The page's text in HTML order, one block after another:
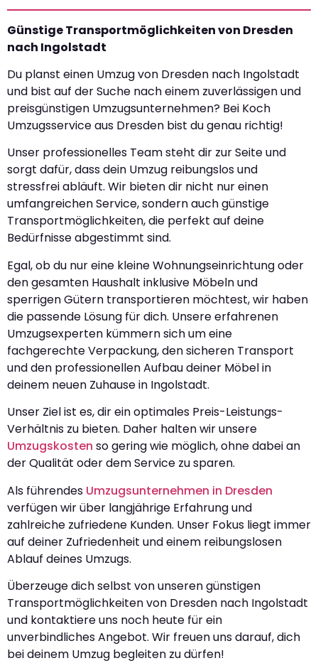
Günstige Transportmöglichkeiten von Dresden
nach Ingolstadt
Du planst einen Umzug von Dresden nach Ingolstadt
und bist auf der Suche nach einem zuverlässigen und
preisgünstigen Umzugsunternehmen? Bei Koch
Umzugsservice aus Dresden bist du genau richtig!
Unser professionelles Team steht dir zur Seite und
sorgt dafür, dass dein Umzug reibungslos und
stressfrei abläuft. Wir bieten dir nicht nur einen
umfangreichen Service, sondern auch günstige
Transportmöglichkeiten, die perfekt auf deine
Bedürfnisse abgestimmt sind.
Egal, ob du nur eine kleine Wohnungseinrichtung oder
den gesamten Haushalt inklusive Möbeln und
sperrigen Gütern transportieren möchtest, wir haben
die passende Lösung für dich. Unsere erfahrenen
Umzugsexperten kümmern sich um eine
fachgerechte Verpackung, den sicheren Transport
und den professionellen Aufbau deiner Möbel in
deinem neuen Zuhause in Ingolstadt.
Unser Ziel ist es, dir ein optimales Preis-Leistungs-
Verhältnis zu bieten. Daher halten wir unsere
Umzugskosten so gering wie möglich, ohne dabei an
der Qualität oder dem Service zu sparen.
Als führendes Umzugsunternehmen in Dresden
verfügen wir über langjährige Erfahrung und
zahlreiche zufriedene Kunden. Unser Fokus liegt immer
auf deiner Zufriedenheit und einem reibungslosen
Ablauf deines Umzugs.
Überzeuge dich selbst von unseren günstigen
Transportmöglichkeiten von Dresden nach Ingolstadt
und kontaktiere uns noch heute für ein
unverbindliches Angebot. Wir freuen uns darauf, dich
bei deinem Umzug begleiten zu dürfen!